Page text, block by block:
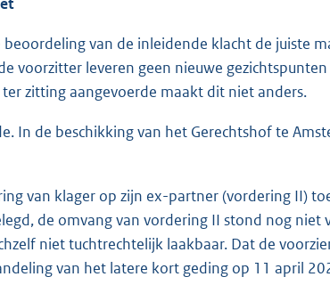
van de inleidende klacht de juiste
voorzitter leveren geen nieuwe
zitting aangevoerde maakt dit niet anders.
In de beschikking van het Gerechtshof te
van klager op zijn ex-partner (vordering II)
de omvang van vordering II stond nog niet
niet tuchtrechtelijk laakbaar. Dat de
van het latere kort geding op 11 april